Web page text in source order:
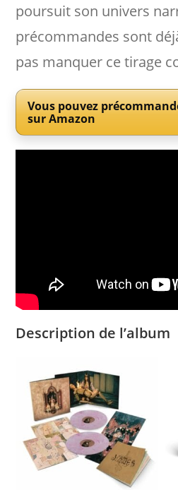
poursuit son univers
précommandes sont
pas manquer ce tirage
Vous pouvez
sur Amazon
Description de l’album